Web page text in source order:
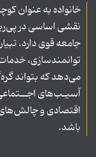
خانواده به عنوان
نقشی اساسی در
جامعه قوی دارد.
توانمندسازی، خدمات
می‌دهد که بتواند
آسیـب‌های
اقتصادی و
باشد.